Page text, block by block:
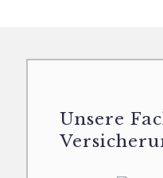
Unsere